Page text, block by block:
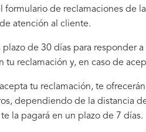
formulario de reclamaciones de
atención al cliente.
de 30 días para responder
tu reclamación y, en caso de
tu reclamación, te
dependiendo de la distancia
la pagará en un plazo de 7 días.